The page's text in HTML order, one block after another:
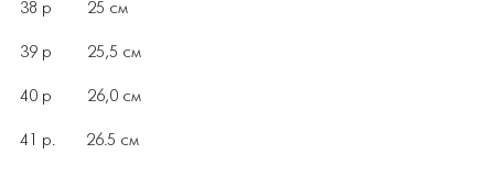
38 р 25 см
39 р 25,5 см
40 р 26,0 см
41 р. 26.5 см